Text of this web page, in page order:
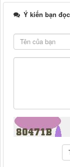
Ý kiến bạn đọc